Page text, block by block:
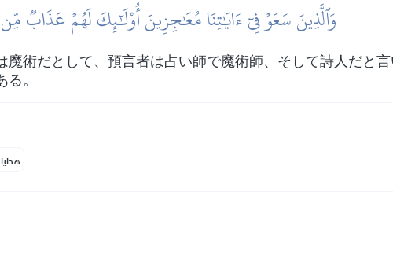
وَٱلَّذِينَ سَعَوۡ فِيٓ ءَايَٰتِنَا مُعَٰجِزِينَ أُوْلَٰٓئِكَ لَهُمۡ عَذَابٞ
術だとして、預言者は占い師で魔術師、そして詩人だと
。